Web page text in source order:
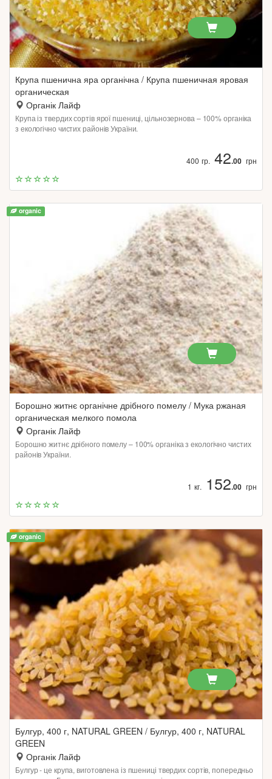
Крупа пшенична яра органічна / Крупа пшеничная яровая
органическая
Органік Лайф
Крупа із твердих сортів ярої пшениці, цільнозернова – 100% органіка
з екологічно чистих районів України.
400 гр. 42.00 грн
organic
Борошно житнє органічне дрібного помелу / Мука ржаная
органическая мелкого помола
Органік Лайф
Борошно житнє дрібного помелу – 100% органіка з екологічно чистих
районів України.
1 кг. 152.00 грн
organic
Булгур, 400 г, NATURAL GREEN / Булгур, 400 г, NATURAL
GREEN
Органік Лайф
Булгур - це крупа, виготовлена із пшениці твердих сортів, попередньо